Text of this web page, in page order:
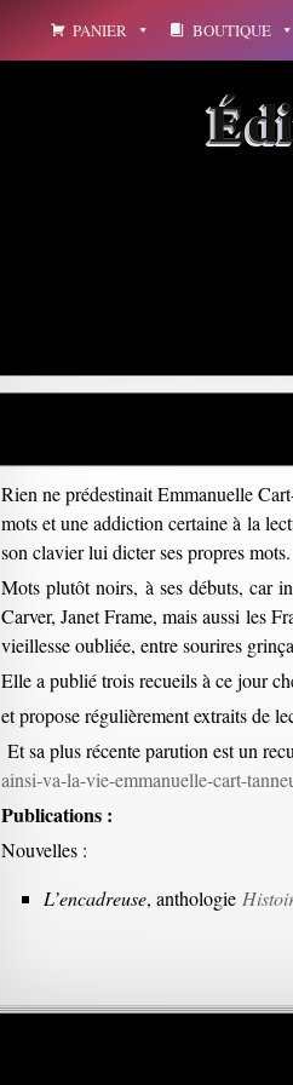
PANIER BOUTIQUE
Rien ne prédestinait Emmanuelle
mots et une addiction certaine à la
son clavier lui dicter ses propres mots.
Mots plutôt noirs, à ses débuts, car
Carver, Janet Frame, mais aussi les
vieillesse oubliée, entre sourires
Elle a publié trois recueils à ce jour
et propose régulièrement extraits de
Et sa plus récente parution est un
ainsi-va-la-vie-emmanuelle-cart-
Publications :
Nouvelles :
L’encadreuse, anthologie